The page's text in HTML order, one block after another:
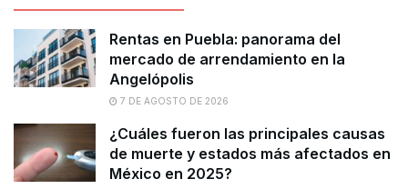
Rentas en Puebla: panorama del
mercado de arrendamiento en la
Angelópolis
7 DE AGOSTO DE 2026
¿Cuáles fueron las principales causas
de muerte y estados más afectados en
México en 2025?